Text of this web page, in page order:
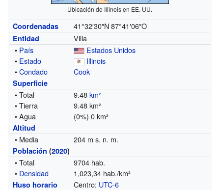
Ubicación de Illinois en EE. UU.
Coordenadas 41°32′30″N 87°41′06″O
Entidad
Villa
• País
Estados Unidos
• Estado
Illinois
•Condado Cook
Superficie
• Total 9.48km²
• Tierra
9.48 km²
• Agua
(0%) 0 km²
Altitud
• Media 204 m s. n. m.
Población (2020)
• Total
9704 hab.
• Densidad 1,023,34 hab./km²
Huso horario Centro: UTC-6